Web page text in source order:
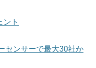
ント
センサーで最大30社か